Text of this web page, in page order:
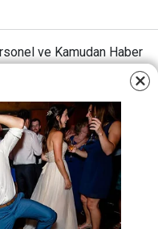
ve Kamudan Haber
Gizlilik İlkeleri
Öğretmen Haberleri